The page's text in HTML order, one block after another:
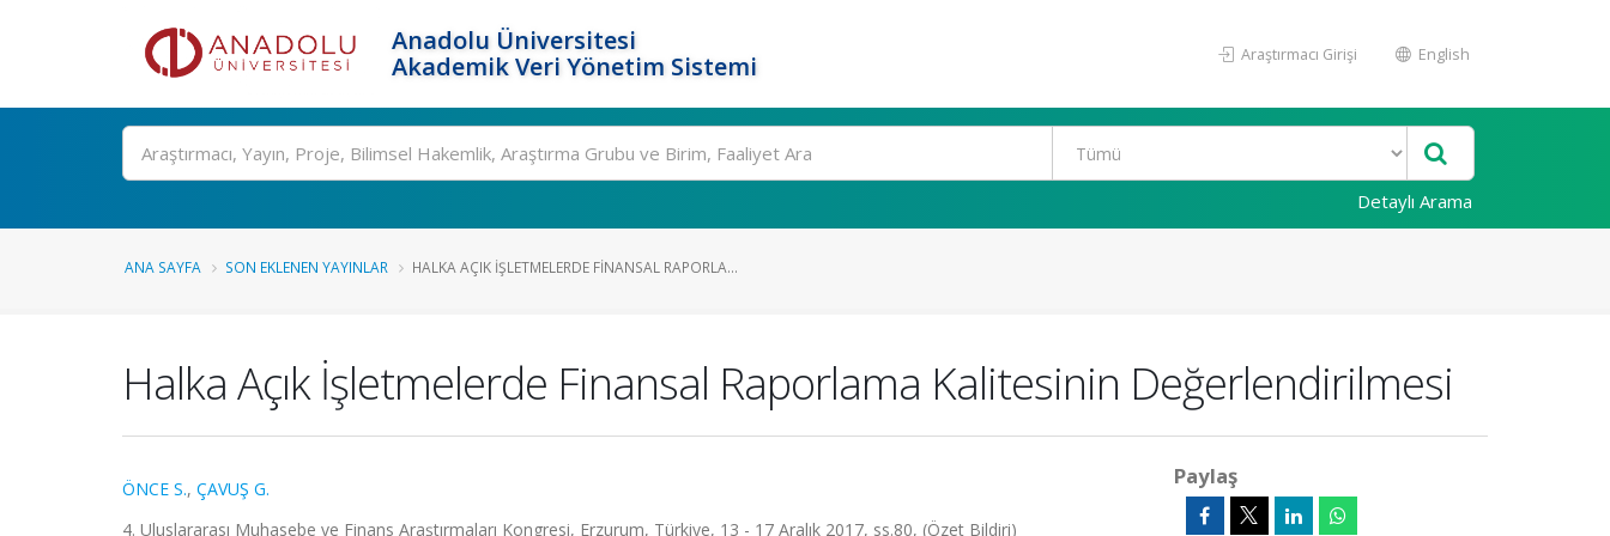
Anadolu Üniversitesi
Akademik Veri Yönetim Sistemi
Araştırmacı Girişi English
Ara
Detaylı Arama
ANA SAYFA SON EKLENEN YAYINLAR HALKA AÇIK İŞLETMELERDE FINANSAL RAPORLA...
Halka Açık İşletmelerde Finansal Raporlama Kalitesinin Değerlendirilmesi
ÖNCE S., ÇAVUŞ G.
4. Uluslararası Muhasebe ve Finans Araştırmaları Kongresi, Erzurum, Türkiye, 13 - 17 Aralık 2017, ss.80, (Özet Bildiri)
Paylaş